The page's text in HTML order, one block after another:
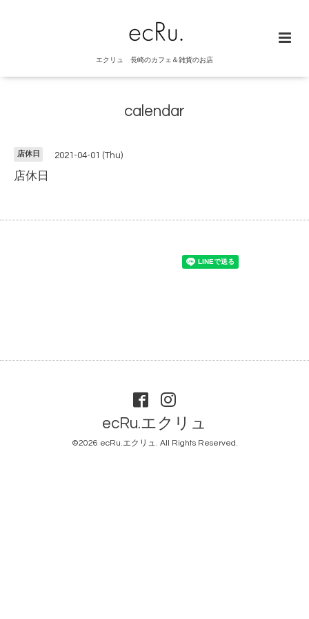
エクリュ 長崎のカフェ＆雑貨のお店
calendar
店休日 2021-04-01 (Thu)
店休日
ecRu.エクリュ
©2026 ecRu.エクリュ. All Rights Reserved.